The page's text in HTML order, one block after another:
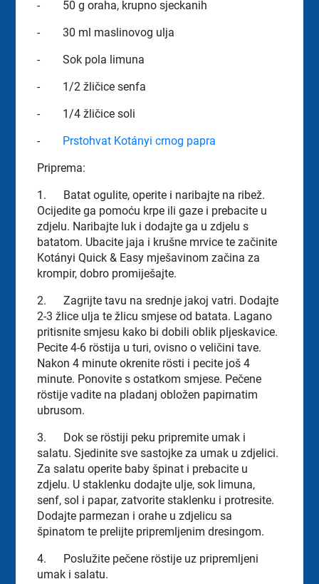
-
50 g oraha, krupno sjeckanih
-
30 ml maslinovog ulja
-
Sok pola limuna
-
1/2 žličice senfa
-
1/4 žličice soli
-
Prstohvat Kotányi crnog papra
Priprema:
1.
Batat ogulite, operite i naribajte na ribež.
Ocijedite ga pomoću krpe ili gaze i prebacite u
zdjelu. Naribajte luk i dodajte ga u zdjelu s
batatom. Ubacite jaja i krušne mrvice te začinite
Kotányi Quick & Easy mješavinom začina za
krompir, dobro promiješajte.
2.
Zagrijte tavu na srednje jakoj vatri. Dodajte
2-3 žlice ulja te žlicu smjese od batata. Lagano
pritisnite smjesu kako bi dobili oblik pljeskavice.
Pecite 4-6 röstija u turi, ovisno o veličini tave.
Nakon 4 minute okrenite rösti i pecite još 4
minute. Ponovite s ostatkom smjese. Pečene
röstije vadite na pladanj obložen papirnatim
ubrusom.
3.
Dok se röstiji peku pripremite umak i
salatu. Sjedinite sve sastojke za umak u zdjelici.
Za salatu operite baby špinat i prebacite u
zdjelu. U staklenku dodajte ulje, sok limuna,
senf, sol i papar, zatvorite staklenku i protresite.
Dodajte parmezan i orahe u zdjelicu sa
špinatom te prelijte pripremljenim dresingom.
4.
Poslužite pečene röstije uz pripremljeni
umak i salatu.